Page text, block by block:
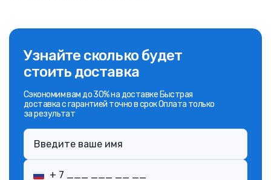
Узнайте сколько будет
стоить доставка
Сэкономим вам до 30% на доставке Быстрая
доставка с гарантией точно в срок Оплата только
за результат